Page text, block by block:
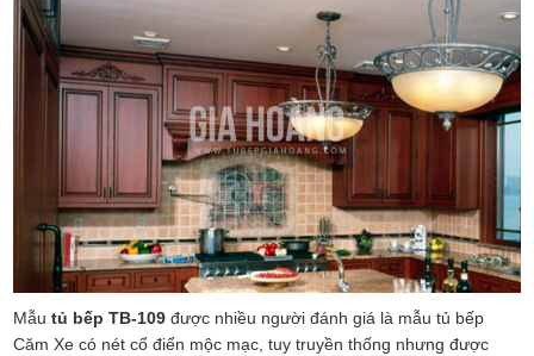
Mẫutủ bếp TB-109 được nhiều người đánh giá là mẫu tủ bếp
Căm Xe có nét cổ điển mộc mạc, tuy truyền thống nhưng được